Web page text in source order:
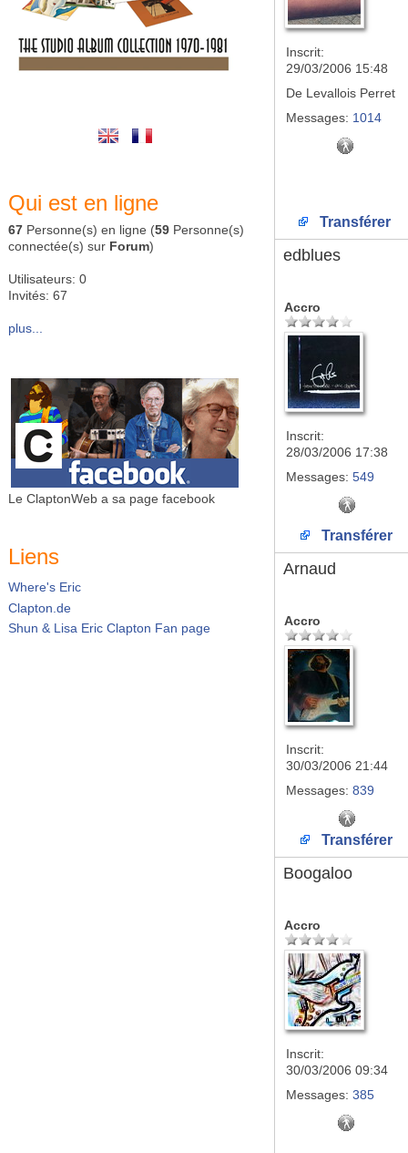
Qui est en ligne
67 Personne(s) en ligne (59 Personne(s)
connectée(s) sur Forum)
Utilisateurs: 0
Invités: 67
plus...
Le ClaptonWeb a sa page facebook
Liens
Where's Eric
Clapton.de
Shun & Lisa Eric Clapton Fan page
Inscrit:
29/03/2006 15:48
De Levallois Perret
Messages: 1014
Transférer
edblues
Accro
Inscrit:
28/03/2006 17:38
Messages: 549
Transférer
Arnaud
Accro
Inscrit:
30/03/2006 21:44
Messages: 839
Transférer
Boogaloo
Accro
Inscrit:
30/03/2006 09:34
Messages: 385